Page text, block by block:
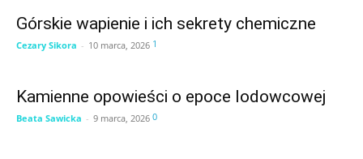
Górskie wapienie i ich sekrety chemiczne
Cezary Sikora - 10 marca, 2026 1
Kamienne opowieści o epoce lodowcowej
Beata Sawicka - 9 marca, 2026 0